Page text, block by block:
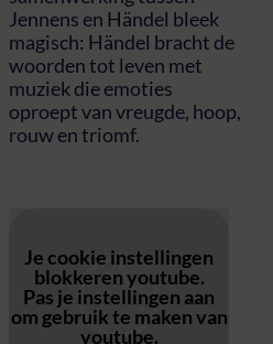
Jennens en Händel bleek
magisch: Händel bracht de
woorden tot leven met
muziek die emoties
oproept van vreugde, hoop,
rouw en triomf.
Je cookie instellingen
blokkeren youtube.
Pas je instellingen aan
om gebruik te maken van
youtube.